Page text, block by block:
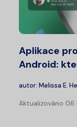
Aplikace
Android:
autor: Melissa E.
Aktualizováno 06